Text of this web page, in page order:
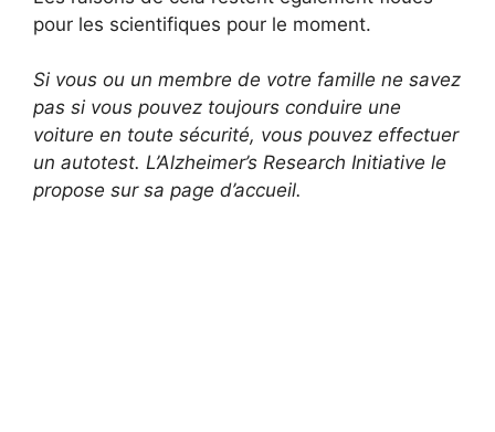
pour les scientifiques pour le moment.
Si vous ou un membre de votre famille ne savez
pas si vous pouvez toujours conduire une
voiture en toute sécurité, vous pouvez effectuer
un autotest. L’Alzheimer’s Research Initiative le
propose sur sa page d’accueil.